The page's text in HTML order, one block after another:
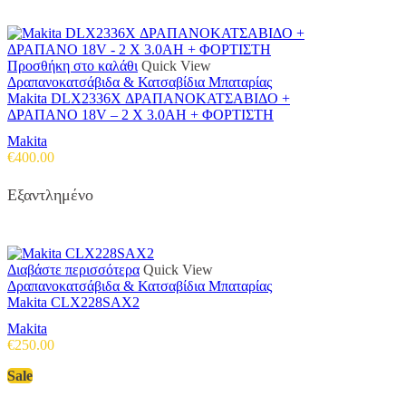
Προσθήκη στο καλάθι Quick View
Δραπανοκατσάβιδα & Κατσαβίδια Μπαταρίας
Makita DLX2336X ΔΡΑΠΑΝΟΚΑΤΣΑΒΙΔΟ +
ΔΡΑΠΑΝΟ 18V – 2 X 3.0AH + ΦΟΡΤΙΣΤΗ
Makita
€400.00
Εξαντλημένο
Διαβάστε περισσότερα Quick View
Δραπανοκατσάβιδα & Κατσαβίδια Μπαταρίας
Makita CLX228SAX2
Makita
€250.00
Sale